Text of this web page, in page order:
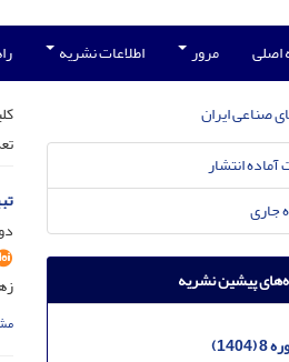
مرور اطلاعات نشریه
دوره 8،
آماده انتشار
جاری
پیشین نشریه
(1404)